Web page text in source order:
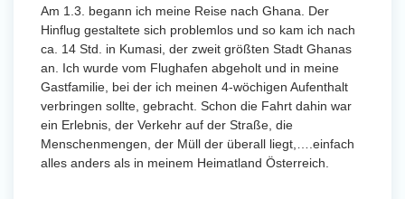
Am 1.3. begann ich meine Reise nach Ghana. Der
Hinflug gestaltete sich problemlos und so kam ich nach
ca. 14 Std. in Kumasi, der zweit größten Stadt Ghanas
an. Ich wurde vom Flughafen abgeholt und in meine
Gastfamilie, bei der ich meinen 4-wöchigen Aufenthalt
verbringen sollte, gebracht. Schon die Fahrt dahin war
ein Erlebnis, der Verkehr auf der Straße, die
Menschenmengen, der Müll der überall liegt,….einfach
alles anders als in meinem Heimatland Österreich.